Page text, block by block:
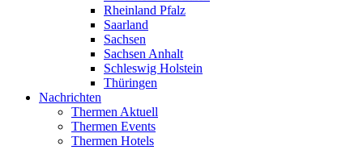
Rheinland Pfalz
Saarland
Sachsen
Sachsen Anhalt
Schleswig Holstein
Thüringen
Nachrichten
Thermen Aktuell
Thermen Events
Thermen Hotels